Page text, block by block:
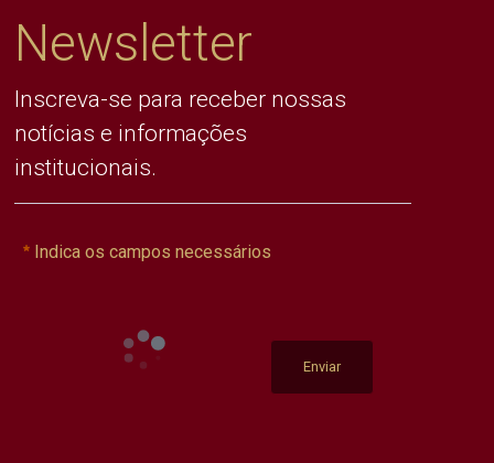
Newsletter
Inscreva-se para receber nossas
notícias e informações
institucionais.
Indica os campos necessários
Enviar